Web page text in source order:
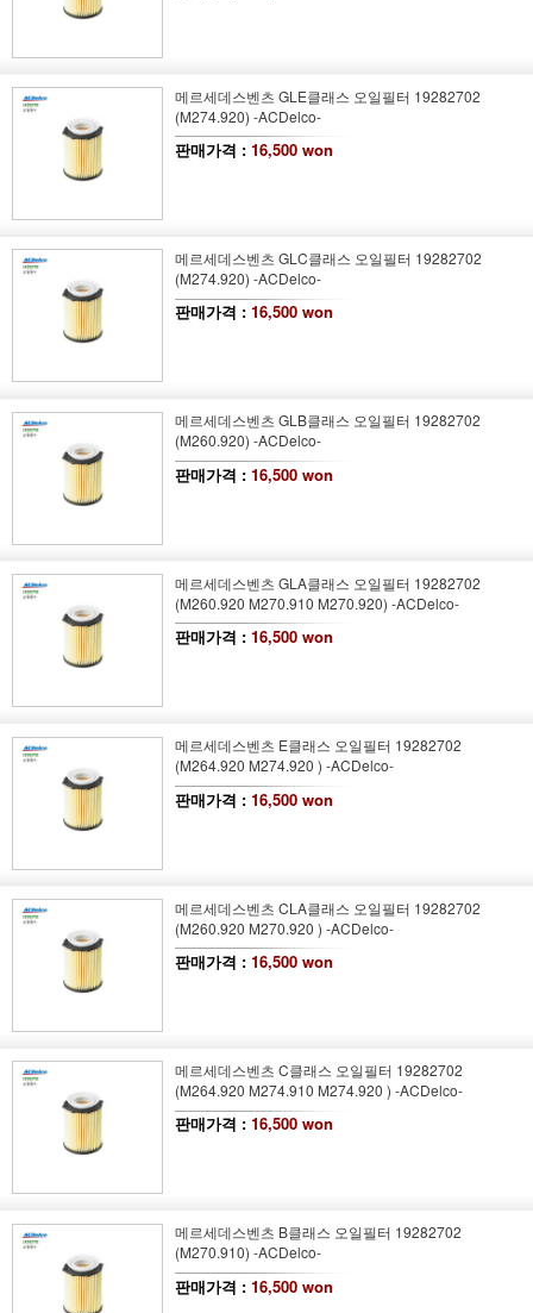
메르세데스벤츠 GLE클래스 오일필터 19282702
(M274.920) -ACDelco-
판매가격 : 16,500 won
메르세데스벤츠 GLC클래스 오일필터 19282702
(M274.920) -ACDelco-
판매가격 : 16,500 won
메르세데스벤츠 GLB클래스 오일필터 19282702
(M260.920) -ACDelco-
판매가격 : 16,500 won
메르세데스벤츠 GLA클래스 오일필터 19282702
(M260.920 M270.910 M270.920) -ACDelco-
판매가격 : 16,500 won
메르세데스벤츠 E클래스 오일필터 19282702
(M264.920 M274.920 ) -ACDelco-
판매가격 : 16,500 won
메르세데스벤츠 CLA클래스 오일필터 19282702
(M260.920 M270.920 ) -ACDelco-
판매가격 : 16,500 won
메르세데스벤츠 C클래스 오일필터 19282702
(M264.920 M274.910 M274.920 ) -ACDelco-
판매가격 : 16,500 won
메르세데스벤츠 B클래스 오일필터 19282702
(M270.910) -ACDelco-
판매가격 : 16,500 won